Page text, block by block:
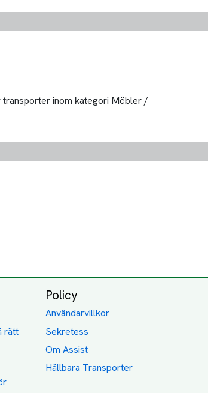
transporter inom kategori Möbler /
rätt
Policy
Användarvillkor
Sekretess
Om Assist
Hållbara Transporter